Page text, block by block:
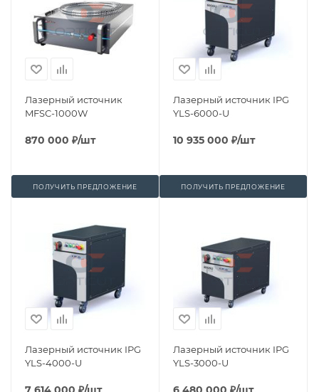
Лазерный источник
MFSC-1000W
870 000 ₽/шт
ПОЛУЧИТЬ ПРЕДЛОЖЕНИЕ
Лазерный источник IPG
YLS-6000-U
10 935 000 ₽/шт
ПОЛУЧИТЬ ПРЕДЛОЖЕНИЕ
Лазерный источник IPG
YLS-4000-U
Лазерный источник IPG
YLS-3000-U